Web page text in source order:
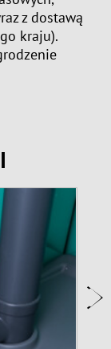
z dostawą
kraju).